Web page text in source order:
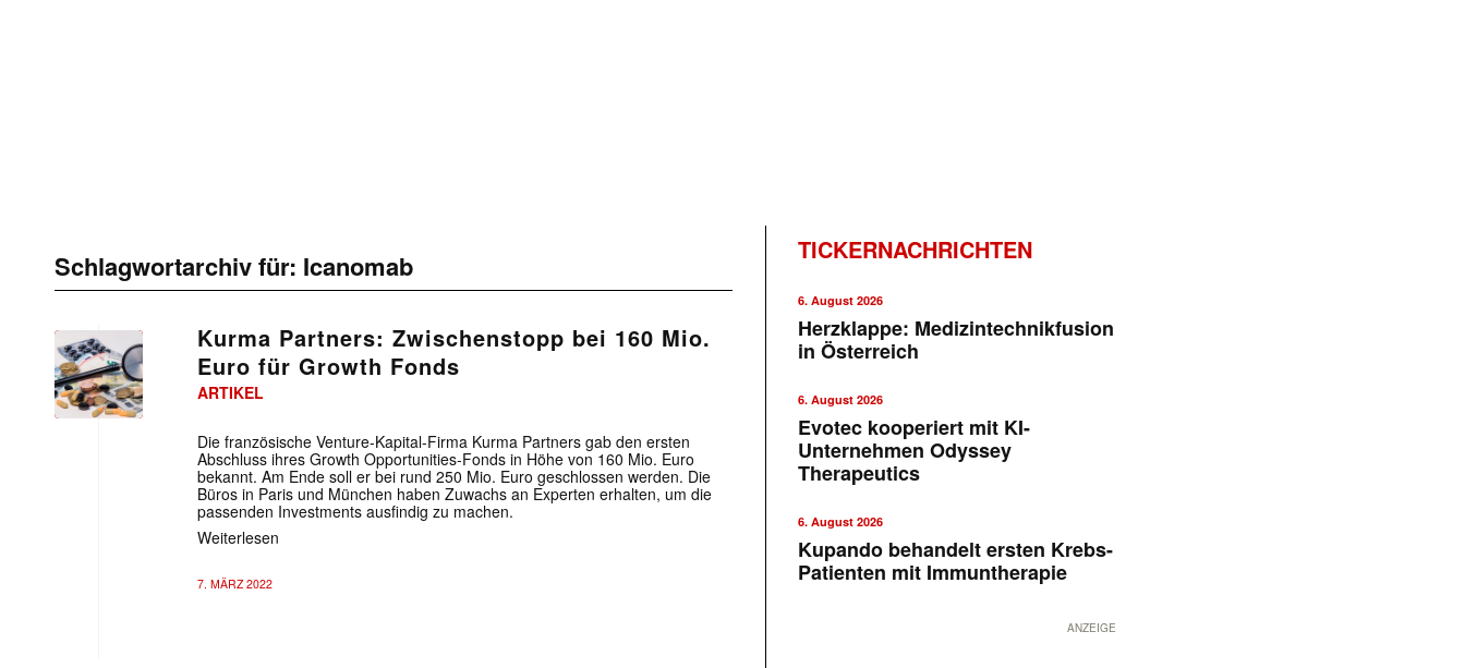
Schlagwortarchiv für: Icanomab
Kurma Partners: Zwischenstopp bei 160 Mio.
Euro für Growth Fonds
ARTIKEL
Die französische Venture-Kapital-Firma Kurma Partners gab den ersten
Abschluss ihres Growth Opportunities-Fonds in Höhe von 160 Mio. Euro
bekannt. Am Ende soll er bei rund 250 Mio. Euro geschlossen werden. Die
Büros in Paris und München haben Zuwachs an Experten erhalten, um die
passenden Investments ausfindig zu machen.
Weiterlesen
7. MÄRZ 2022
TICKERNACHRICHTEN
6. August 2026
Herzklappe: Medizintechnikfusion
in Österreich
6. August 2026
Evotec kooperiert mit KI-
Unternehmen Odyssey
Therapeutics
6. August 2026
Kupando behandelt ersten Krebs-
Patienten mit Immuntherapie
ANZEIGE